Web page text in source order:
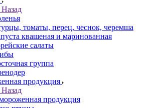
Назад
томаты, перец, чеснок, черемша
квашеная и маринованная
салаты
группа
продукция
Назад
продукция